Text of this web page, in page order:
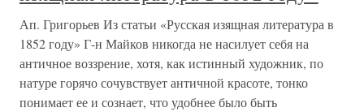
Ап. Григорьев Из статьи «Русская изящная литература в
1852 году» Г-н Майков никогда не насилует себя на
античное воззрение, хотя, как истинный художник, по
натуре горячо сочувствует античной красоте, тонко
понимает ее и сознает, что удобнее было быть